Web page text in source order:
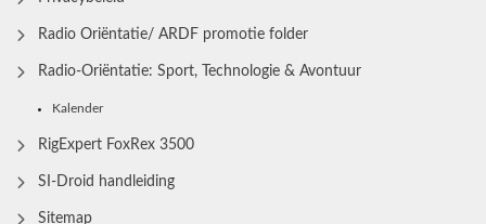
Radio Oriëntatie/ ARDF promotie folder
Radio‑Oriëntatie: Sport, Technologie & Avontuur
Kalender
RigExpert FoxRex 3500
SI-Droid handleiding
Sitemap